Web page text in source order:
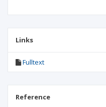
Links
Fulltext
Reference